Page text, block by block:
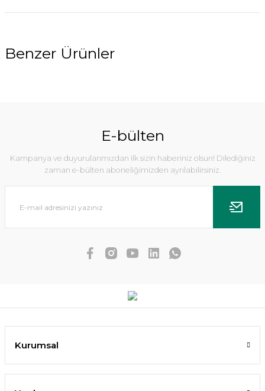
Benzer Ürünler
Echinodorus small bear IN VITRO
452,28 TL
E-bülten
Kampanya ve duyurularımızdan ilk sizin haberiniz olsun! Dilediğiniz
zaman e-bülten aboneliğimizden ayrılabilirsiniz.
Kurumsal